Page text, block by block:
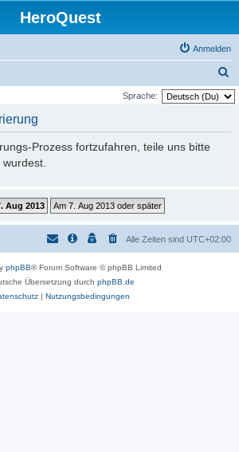
HeroQuest
Anmelden
u
Sprache:
Prozess fortzufahren, teile uns bitte
Alle Zeiten sind UTC+02:00
phpBB® Forum Software © phpBB Limited
Übersetzung durch phpBB.de
| Nutzungsbedingungen